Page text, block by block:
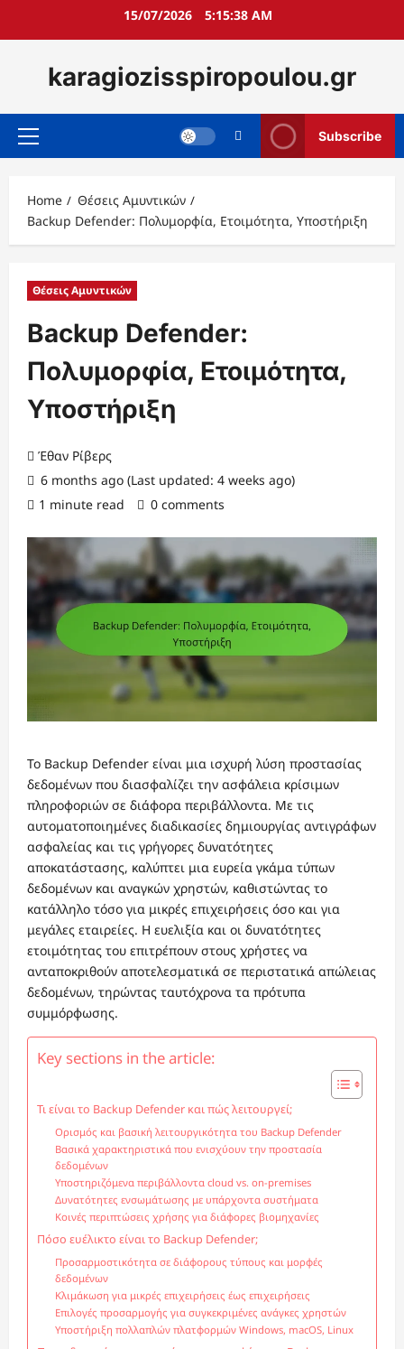
15/07/2026 5:15:39 AM
karagiozisspiropoulou.gr
Primary
Subscribe
Home
Θέσεις Αμυντικών
Backup Defender: Πολυμορφία, Ετοιμότητα, Υποστήριξη
Θέσεις Αμυντικών
Backup Defender:
Πολυμορφία, Ετοιμότητα,
Υποστήριξη
Έθαν Ρίβερς
6 months ago (Last updated: 4 weeks ago)
1 minute read
0 comments
Το Backup Defender είναι μια ισχυρή λύση προστασίας
δεδομένων που διασφαλίζει την ασφάλεια κρίσιμων
πληροφοριών σε διάφορα περιβάλλοντα. Με τις
αυτοματοποιημένες διαδικασίες δημιουργίας αντιγράφων
ασφαλείας και τις γρήγορες δυνατότητες
αποκατάστασης, καλύπτει μια ευρεία γκάμα τύπων
δεδομένων και αναγκών χρηστών, καθιστώντας το
κατάλληλο τόσο για μικρές επιχειρήσεις όσο και για
μεγάλες εταιρείες. Η ευελιξία και οι δυνατότητες
ετοιμότητας του επιτρέπουν στους χρήστες να
ανταποκριθούν αποτελεσματικά σε περιστατικά απώλειας
δεδομένων, τηρώντας ταυτόχρονα τα πρότυπα
συμμόρφωσης.
Key sections in the article:
Τι είναι το Backup Defender και πώς λειτουργεί;
Ορισμός και βασική λειτουργικότητα του Backup Defender
Βασικά χαρακτηριστικά που ενισχύουν την προστασία
δεδομένων
Υποστηριζόμενα περιβάλλοντα cloud vs. on-premises
Δυνατότητες ενσωμάτωσης με υπάρχοντα συστήματα
Κοινές περιπτώσεις χρήσης για διάφορες βιομηχανίες
Πόσο ευέλικτο είναι το Backup Defender;
Προσαρμοστικότητα σε διάφορους τύπους και μορφές
δεδομένων
Κλιμάκωση για μικρές επιχειρήσεις έως επιχειρήσεις
Επιλογές προσαρμογής για συγκεκριμένες ανάγκες χρηστών
Υποστήριξη πολλαπλών πλατφορμών Windows, macOS, Linux